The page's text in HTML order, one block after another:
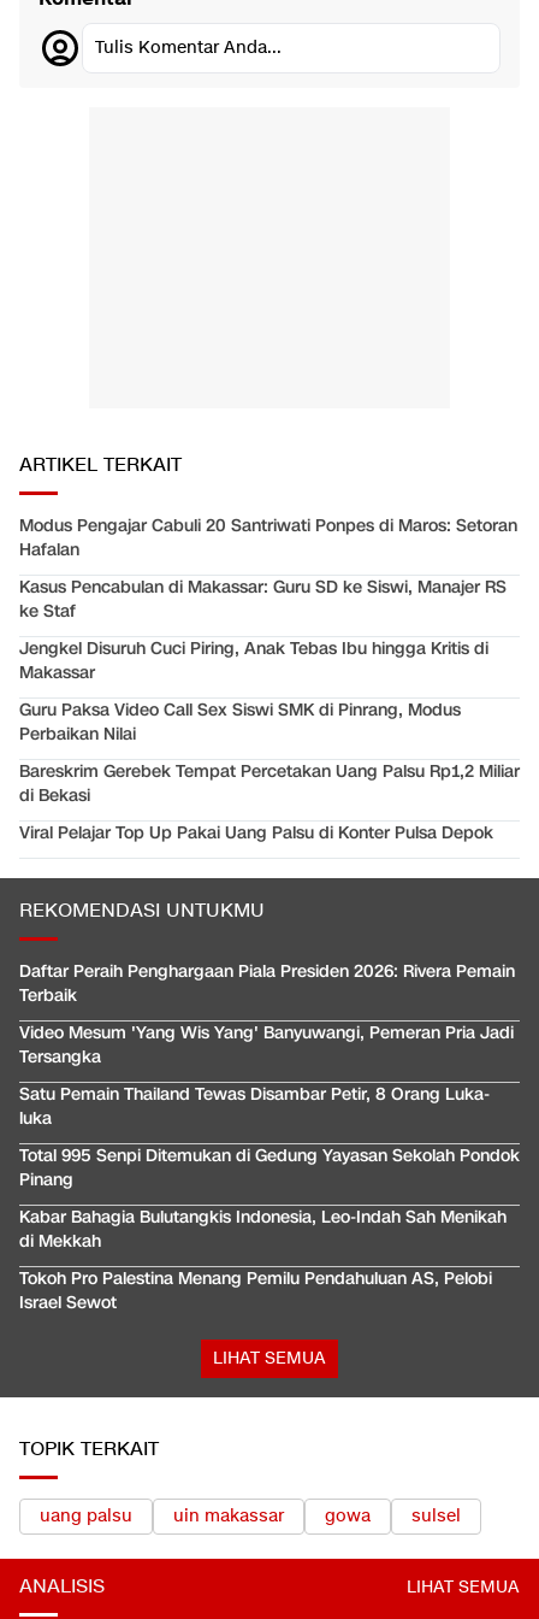
Tulis Komentar Anda...
ARTIKEL TERKAIT
Modus Pengajar Cabuli 20 Santriwati Ponpes di Maros: Setoran
Hafalan
Kasus Pencabulan di Makassar: Guru SD ke Siswi, Manajer RS
ke Staf
Jengkel Disuruh Cuci Piring, Anak Tebas Ibu hingga Kritis di
Makassar
Guru Paksa Video Call Sex Siswi SMK di Pinrang, Modus
Perbaikan Nilai
Bareskrim Gerebek Tempat Percetakan Uang Palsu Rp1,2 Miliar
di Bekasi
Viral Pelajar Top Up Pakai Uang Palsu di Konter Pulsa Depok
REKOMENDASI UNTUKMU
Daftar Peraih Penghargaan Piala Presiden 2026: Rivera Pemain
Terbaik
Video Mesum 'Yang Wis Yang' Banyuwangi, Pemeran Pria Jadi
Tersangka
Satu Pemain Thailand Tewas Disambar Petir, 8 Orang Luka-
luka
Total 995 Senpi Ditemukan di Gedung Yayasan Sekolah Pondok
Pinang
Kabar Bahagia Bulutangkis Indonesia, Leo-Indah Sah Menikah
di Mekkah
Tokoh Pro Palestina Menang Pemilu Pendahuluan AS, Pelobi
Israel Sewot
LIHAT SEMUA
TOPIK TERKAIT
uang palsu uin makassar gowa sulsel
ANALISIS LIHAT SEMUA